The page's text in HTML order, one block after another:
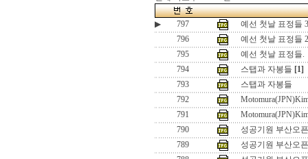
▶ 797
예선 첫날 표정들 3
796
예선 첫날 표정들 2
795
예선 첫날 표정들.
794
스탭과 자봉들 [1]
793
스탭과 자봉들
792
791
790
성공기원 부산오
789
성공기원 부산오